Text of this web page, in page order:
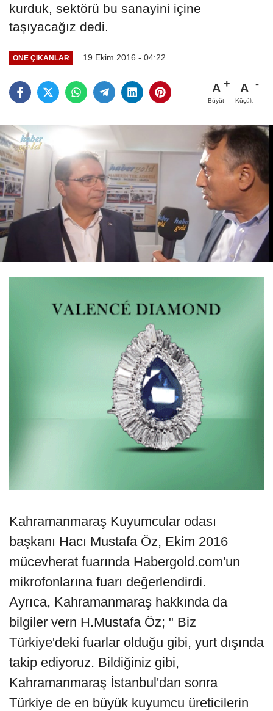
kurduk, sektörü bu sanayini içine
taşıyacağız dedi.
ÖNE ÇIKANLAR 19 Ekim 2016 - 04:22
A
Büyüt
A
Küçült
Kahramanmaraş Kuyumcular odası
başkanı Hacı Mustafa Öz, Ekim 2016
mücevherat fuarında Habergold.com'un
mikrofonlarına fuarı değerlendirdi.
Ayrıca, Kahramanmaraş hakkında da
bilgiler vern H.Mustafa Öz; " Biz
Türkiye'deki fuarlar olduğu gibi, yurt dışında
takip ediyoruz. Bildiğiniz gibi,
Kahramanmaraş İstanbul'dan sonra
Türkiye de en büyük kuyumcu üreticilerin